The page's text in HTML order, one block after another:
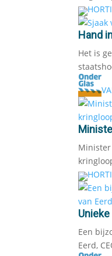
Hand
Het is
Minister
Een
Eerd,